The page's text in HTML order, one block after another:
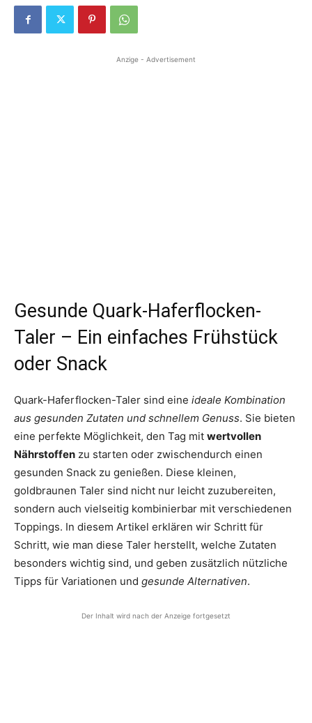
Anzige - Advertisement
Gesunde Quark-Haferflocken-
Taler – Ein einfaches Frühstück
oder Snack
Quark-Haferflocken-Taler sind eine ideale Kombination
aus gesunden Zutaten und schnellem Genuss. Sie bieten
eine perfekte Möglichkeit, den Tag mit wertvollen
Nährstoffen zu starten oder zwischendurch einen
gesunden Snack zu genießen. Diese kleinen,
goldbraunen Taler sind nicht nur leicht zuzubereiten,
sondern auch vielseitig kombinierbar mit verschiedenen
Toppings. In diesem Artikel erklären wir Schritt für
Schritt, wie man diese Taler herstellt, welche Zutaten
besonders wichtig sind, und geben zusätzlich nützliche
Tipps für Variationen und gesunde Alternativen.
Der Inhalt wird nach der Anzeige fortgesetzt